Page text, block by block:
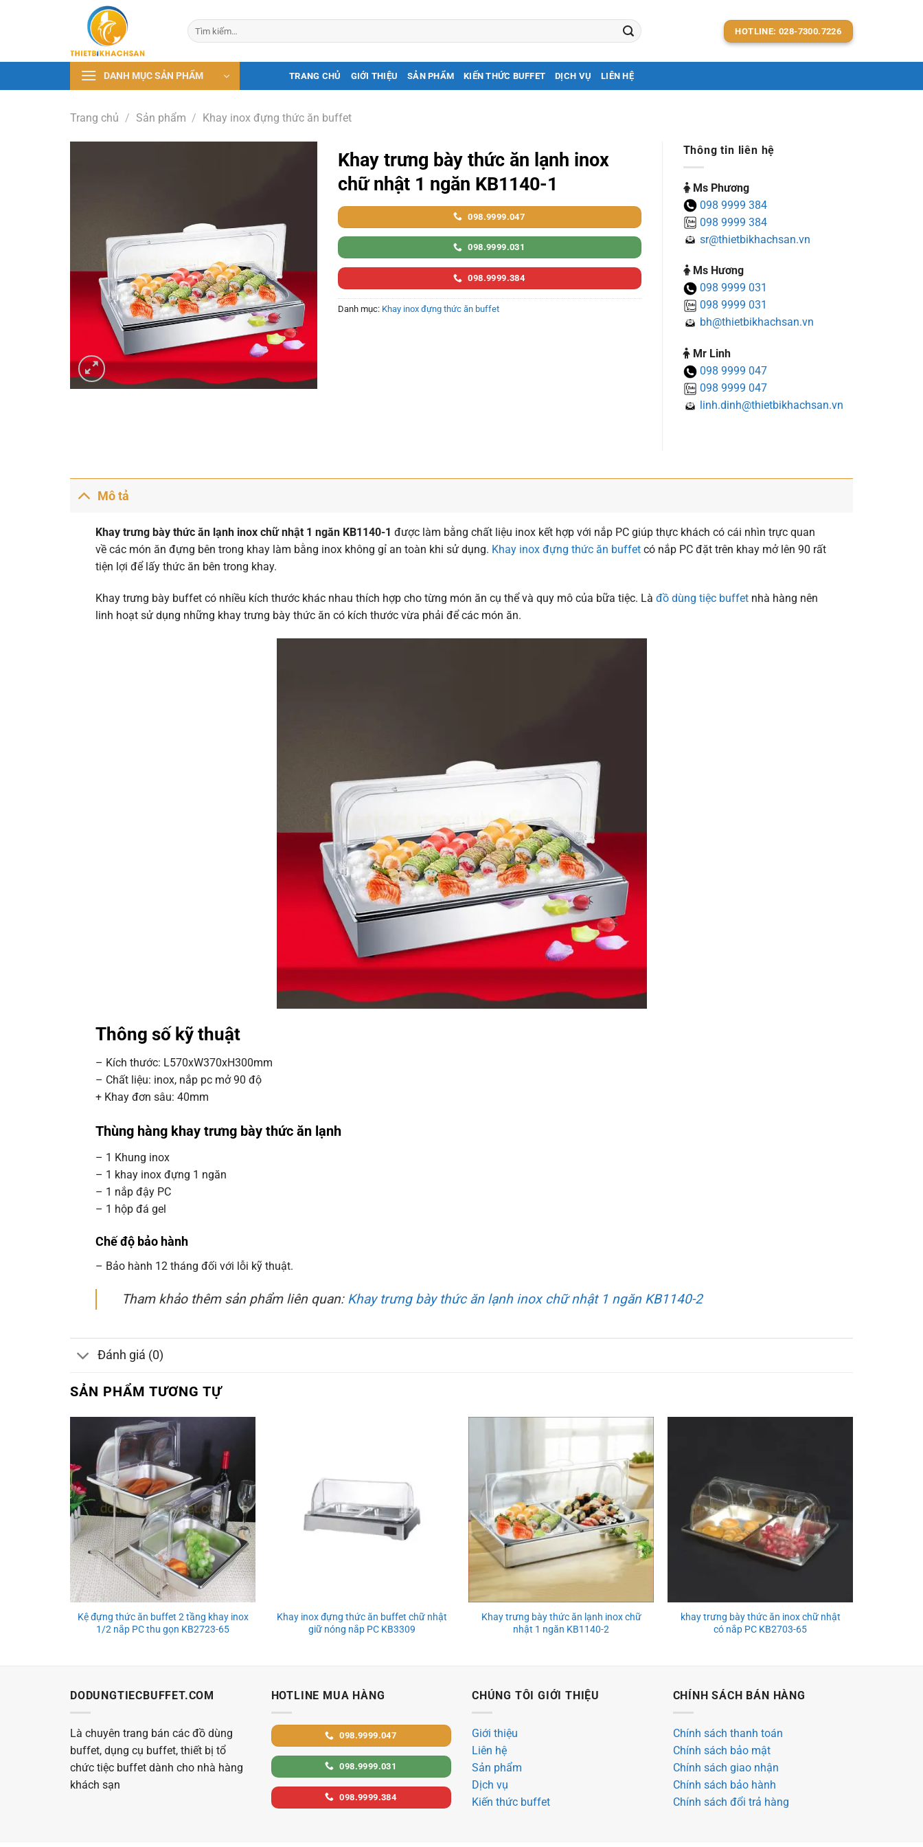
dung
Tìm
kiếm:
HOTLINE: 028-7300.7226
DANH MỤC SẢN PHẨM TRANG CHỦ GIỚI THIỆU SẢN PHẨM KIẾN THỨC BUFFET DỊCH VỤ LIÊN HỆ
Trang chủ / Sản phẩm / Khay inox đựng thức ăn buffet
Khay trưng bày thức ăn lạnh inox
chữ nhật 1 ngăn KB1140-1
098.9999.047
098.9999.031
098.9999.384
Danh mục: Khay inox đựng thức ăn buffet
Thông tin liên hệ
Ms Phương
098 9999 384
098 9999 384
sr@thietbikhachsan.vn
Ms Hương
098 9999 031
098 9999 031
bh@thietbikhachsan.vn
Mr Linh
098 9999 047
098 9999 047
linh.dinh@thietbikhachsan.vn
Mô tả
Khay trưng bày thức ăn lạnh inox chữ nhật 1 ngăn KB1140-1 được làm bằng chất liệu inox kết hợp với nắp PC giúp thực khách có cái nhìn trực quan
về các món ăn đựng bên trong khay làm bằng inox không gỉ an toàn khi sử dụng. Khay inox đựng thức ăn buffetcó nắp PC đặt trên khay mở lên 90 rất
tiện lợi để lấy thức ăn bên trong khay.
Khay trưng bày buffet có nhiều kích thước khác nhau thích hợp cho từng món ăn cụ thể và quy mô của bữa tiệc. Là đồ dùng tiệc buffetnhà hàng nên
linh hoạt sử dụng những khay trưng bày thức ăn có kích thước vừa phải để các món ăn.
Thông số kỹ thuật
– Kích thước: L570xW370xH300mm
– Chất liệu: inox, nắp pc mở 90 độ
+ Khay đơn sâu: 40mm
Thùng hàng khay trưng bày thức ăn lạnh
– 1 Khung inox
– 1 khay inox đựng 1 ngăn
– 1 nắp đậy PC
– 1 hộp đá gel
Chế độ bảo hành
– Bảo hành 12 tháng đối với lỗi kỹ thuật.
Tham khảo thêm sản phẩm liên quan: Khay trưng bày thức ăn lạnh inox chữ nhật 1 ngăn KB1140-2
Đánh giá (0)
SẢN PHẨM TƯƠNG TỰ
Kệ đựng thức ăn buffet 2 tầng khay inox
1/2 nắp PC thu gọn KB2723-65
Khay inox đựng thức ăn buffet chữ nhật
giữ nóng nắp PC KB3309
Khay trưng bày thức ăn lạnh inox chữ
nhật 1 ngăn KB1140-2
khay trưng bày thức ăn inox chữ nhật
có nắp PC KB2703-65
DODUNGTIECBUFFET.COM
Là chuyên trang bán các đồ dùng
buffet, dụng cụ buffet, thiết bị tổ
chức tiệc buffet dành cho nhà hàng
khách sạn
HOTLINE MUA HÀNG
098.9999.047
098.9999.031
098.9999.384
CHÚNG TÔI GIỚI THIỆU
Giới thiệu
Liên hệ
Sản phẩm
Dịch vụ
Kiến thức buffet
CHÍNH SÁCH BÁN HÀNG
Chính sách thanh toán
Chính sách bảo mật
Chính sách giao nhận
Chính sách bảo hành
Chính sách đổi trả hàng